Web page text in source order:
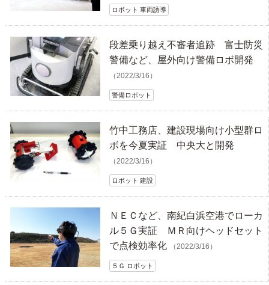
ロボット 車両誘導
段差乗り越え不審者追跡 富士防災
警備など、屋外向け警備ロボ開発
（2022/3/16）
警備ロボット
竹中工務店、建設現場向け小型群ロ
ボを今夏実証 中央大と開発
（2022/3/16）
ロボット 建設
ＮＥＣなど、南紀白浜空港でローカ
ル５Ｇ実証 ＭＲ向けヘッドセット
で点検効率化
（2022/3/16）
５Ｇ ロボット